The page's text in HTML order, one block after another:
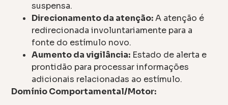
suspensa.
Direcionamento da atenção:A atenção é
redirecionada involuntariamente para a
fonte do estímulo novo.
Aumento da vigilância: Estado de alerta e
prontidão para processar informações
adicionais relacionadas ao estímulo.
Domínio Comportamental/Motor: